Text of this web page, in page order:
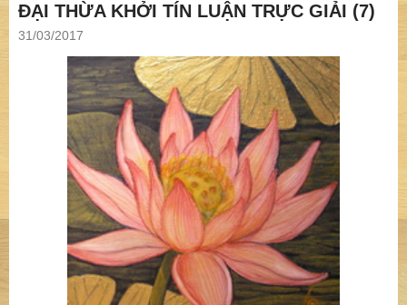
ĐẠI THỪA KHỞI TÍN LUẬN TRỰC GIẢI (7)
31/03/2017